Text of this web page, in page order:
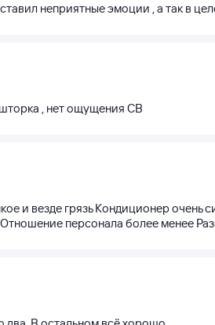
неприятные эмоции , а так в
, нет ощущения СВ
и везде грязь Кондиционер очень
персонала более менее